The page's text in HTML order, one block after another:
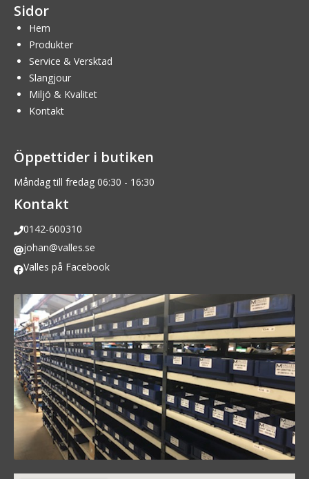
Sidor
Hem
Produkter
Service & Versktad
Slangjour
Miljö & Kvalitet
Kontakt
Öppettider i butiken
Måndag till fredag 06:30 - 16:30
Kontakt
0142-600310
johan@valles.se
Valles på Facebook